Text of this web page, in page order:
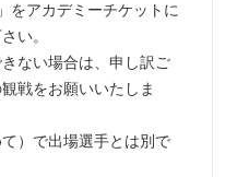
をアカデミーチケットに
い。
ない場合は、申し訳ご
戦をお願いいたしま
）で出場選手とは別で